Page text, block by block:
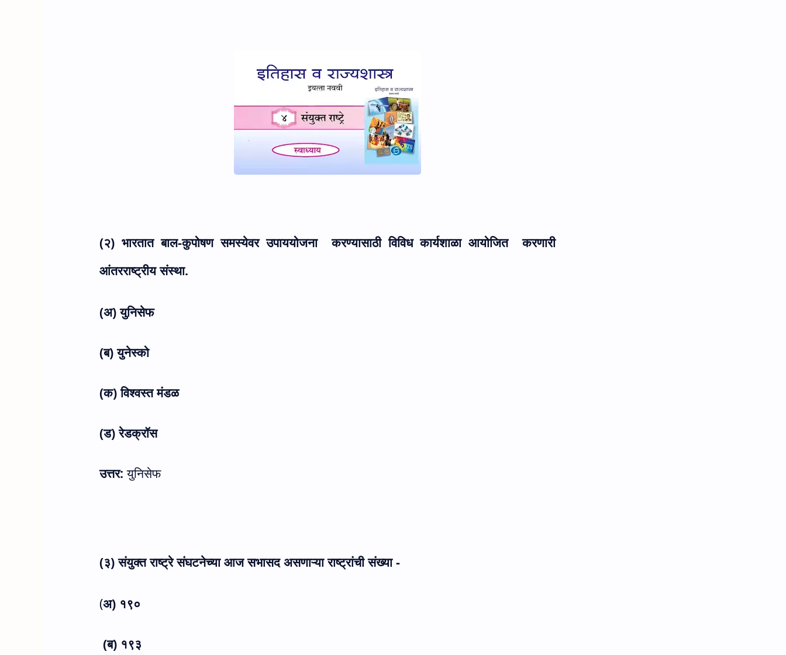
(२) भारतात बाल-कुपोषण समस्येवर उपाययोजना करण्यासाठी विविध कार्यशाळा आयोजित
करणारी
आंतरराष्ट्रीय संस्था.
(अ) युनिसेफ
(ब) युनेस्को
(क) विश्वस्त मंडळ
(ड) रेडक्रॉस
उत्तर: युनिसेफ
(३) संयुक्त राष्ट्रे संघटनेच्या आज सभासद असणाऱ्या राष्ट्रांची संख्या -
(अ) १९०
(ब) १९३